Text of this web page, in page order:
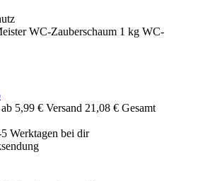
WC-Zauberschaum 1 kg WC-
ab 5,99 € Versand 21,08 € Gesamt
Werktagen bei dir